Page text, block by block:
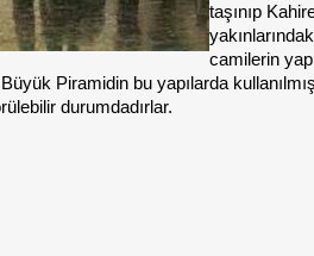
taşınıp
camilerin
Piramidin bu yapılarda
durumdadırlar.